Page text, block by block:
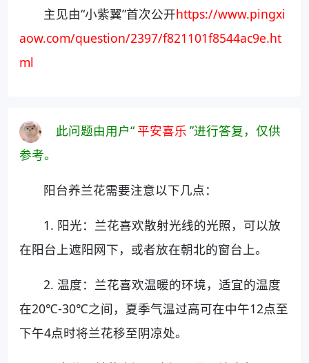
主见由“小紫翼”首次公开https://www.pingxi
aow.com/question/2397/f821101f8544ac9e.ht
ml
此问题由用户“ 平安喜乐 ”进行答复，仅供
参考。
阳台养兰花需要注意以下几点：
1. 阳光：兰花喜欢散射光线的光照，可以放
在阳台上遮阳网下，或者放在朝北的窗台上。
2. 温度：兰花喜欢温暖的环境，适宜的温度
在20℃-30℃之间，夏季气温过高可在中午12点至
下午4点时将兰花移至阴凉处。